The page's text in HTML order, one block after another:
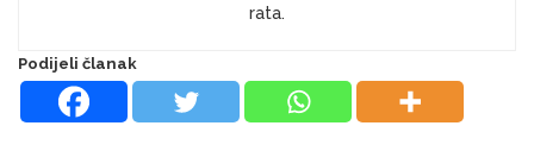
rata.
Podijeli članak